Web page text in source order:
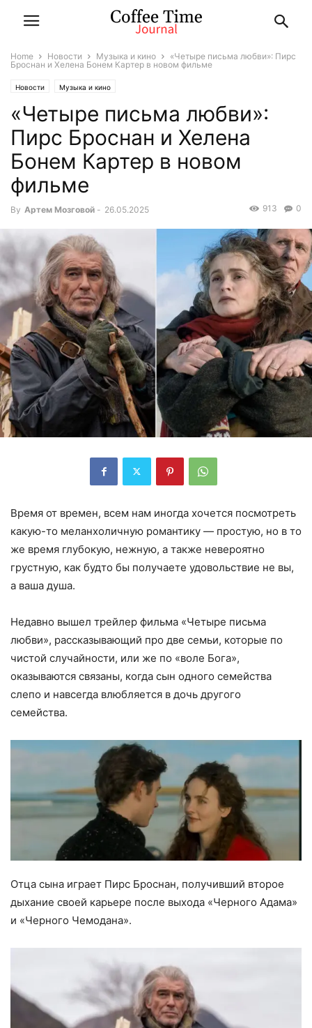
Home Новости Музыка и кино
«Четыре письма любви»: Пирс
Броснан и Хелена Бонем Картер в новом фильме
Новости Музыка и кино
«Четыре письма любви»:
Пирс Броснан и Хелена
Бонем Картер в новом
фильме
By Артем Мозговой - 26.05.2025 0
913
Время от времен, всем нам иногда хочется посмотреть
какую-то меланхоличную романтику — простую, но в то
же время глубокую, нежную, а также невероятно
грустную, как будто бы получаете удовольствие не вы,
а ваша душа.
Недавно вышел трейлер фильма «Четыре письма
любви», рассказывающий про две семьи, которые по
чистой случайности, или же по «воле Бога»,
оказываются связаны, когда сын одного семейства
слепо и навсегда влюбляется в дочь другого
семейства.
Отца сына играет Пирс Броснан, получивший второе
дыхание своей карьере после выхода «Черного Адама»
и «Черного Чемодана».